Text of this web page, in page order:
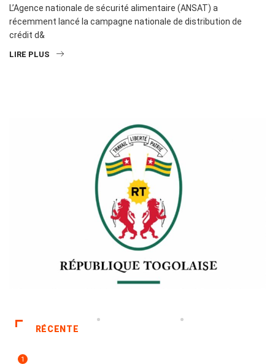
L’Agence nationale de sécurité alimentaire (ANSAT) a
récemment lancé la campagne nationale de distribution de
crédit d&
LIRE PLUS
RÉCENTE
1